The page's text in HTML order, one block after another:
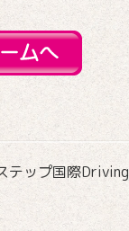
テップ国際Driving